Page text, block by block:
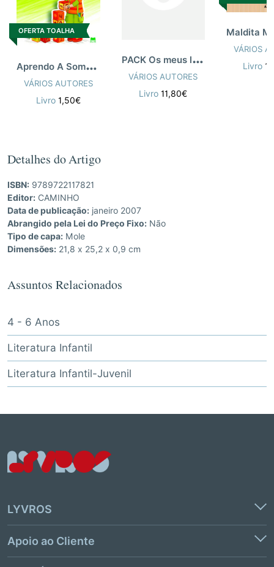
OFERTA TOALHA
A
prendo A Somar 7/8 Anos
VÁRIOS AUTORES
Livro 1,50€
P
ACK Os meus livros de férias 1º ano
VÁRIOS AUTORES
Livro11,80€
VÁRIOS
Livro
Detalhes do Artigo
ISBN: 9789722117821
Editor: CAMINHO
Data de publicação: janeiro 2007
Abrangido pela Lei do Preço Fixo: Não
Tipo de capa: Mole
Dimensões: 21,8 x 25,2 x 0,9 cm
Assuntos Relacionados
4 - 6 Anos
Literatura Infantil
Literatura Infantil-Juvenil
LYVROS
Apoio ao Cliente